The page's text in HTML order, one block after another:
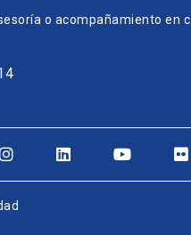
o acompañamiento en